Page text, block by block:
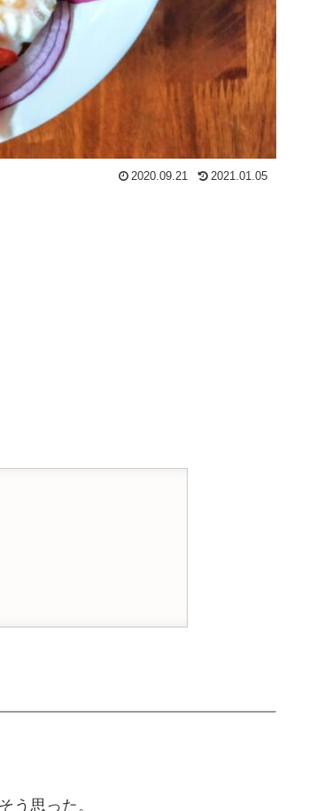
2020.09.21 2021.01.05
う思った。